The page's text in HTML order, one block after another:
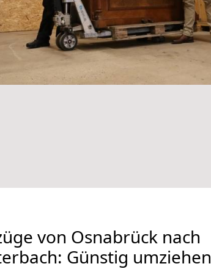
von Osnabrück nach
Günstig umziehen